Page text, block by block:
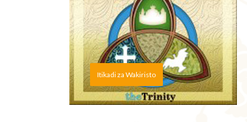
Itikadi za Wakiristo